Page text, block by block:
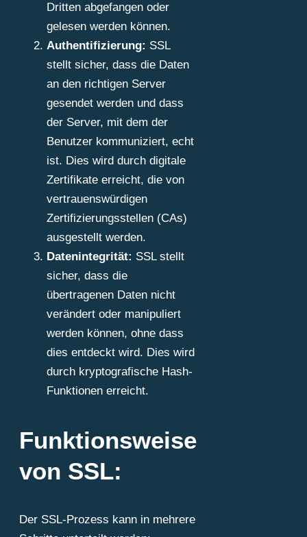
Dritten abgefangen oder
gelesen werden können.
Authentifizierung: SSL
stellt sicher, dass die Daten
an den richtigen Server
gesendet werden und dass
der Server, mit dem der
Benutzer kommuniziert, echt
ist. Dies wird durch digitale
Zertifikate erreicht, die von
vertrauenswürdigen
Zertifizierungsstellen (CAs)
ausgestellt werden.
Datenintegrität: SSL stellt
sicher, dass die
übertragenen Daten nicht
verändert oder manipuliert
werden können, ohne dass
dies entdeckt wird. Dies wird
durch kryptografische Hash-
Funktionen erreicht.
Funktionsweise
von SSL:
Der SSL-Prozess kann in mehrere